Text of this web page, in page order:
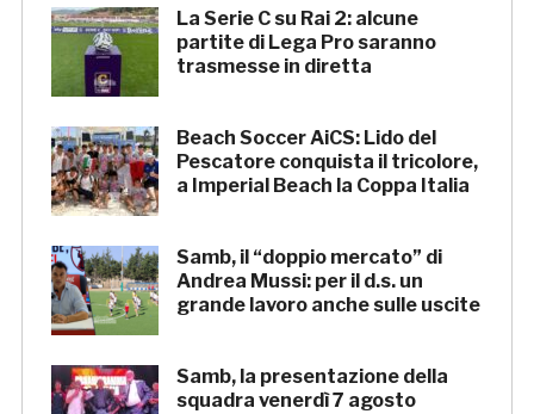
La Serie C su Rai 2: alcune
partite di Lega Pro saranno
trasmesse in diretta
Beach Soccer AiCS: Lido del
Pescatore conquista il tricolore,
a Imperial Beach la Coppa Italia
Samb, il “doppio mercato” di
Andrea Mussi: per il d.s. un
grande lavoro anche sulle uscite
Samb, la presentazione della
squadra venerdì 7 agosto